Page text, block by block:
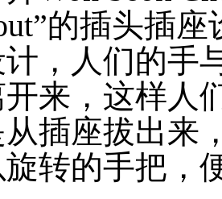
的插头插
，人们的手
开来，这样人
插座拔出来
转的手把，